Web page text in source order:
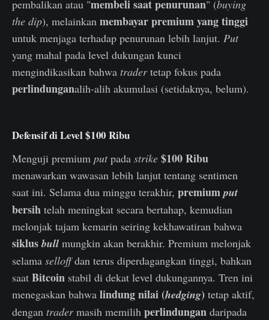
pembalikan atau "membeli saat penurunan" (buying
the dip), melainkan membayar premium yang tinggi
untuk menjaga terhadap penurunan lebih lanjut. Put
yang mahal pada level dukungan kunci
mengindikasikan bahwa tradertetap fokus pada
perlindunganalih-alih akumulasi (setidaknya, belum).
Defensif di Level $100 Ribu
Menguji premium putpada strike $100 Ribu
menawarkan wawasan lebih lanjut tentang sentimen
saat ini. Selama dua minggu terakhir, premiumput
bersih telah meningkat secara bertahap, kemudian
melonjak tajam kemarin seiring kekhawatiran bahwa
siklusbull mungkin akan berakhir. Premium melonjak
selama selloffdan terus diperdagangkan tinggi, bahkan
saat Bitcoin stabil di dekat level dukungannya. Tren ini
menegaskan bahwa lindung nilai (hedging) tetap aktif,
dengan tradermasih memilih perlindungan daripada